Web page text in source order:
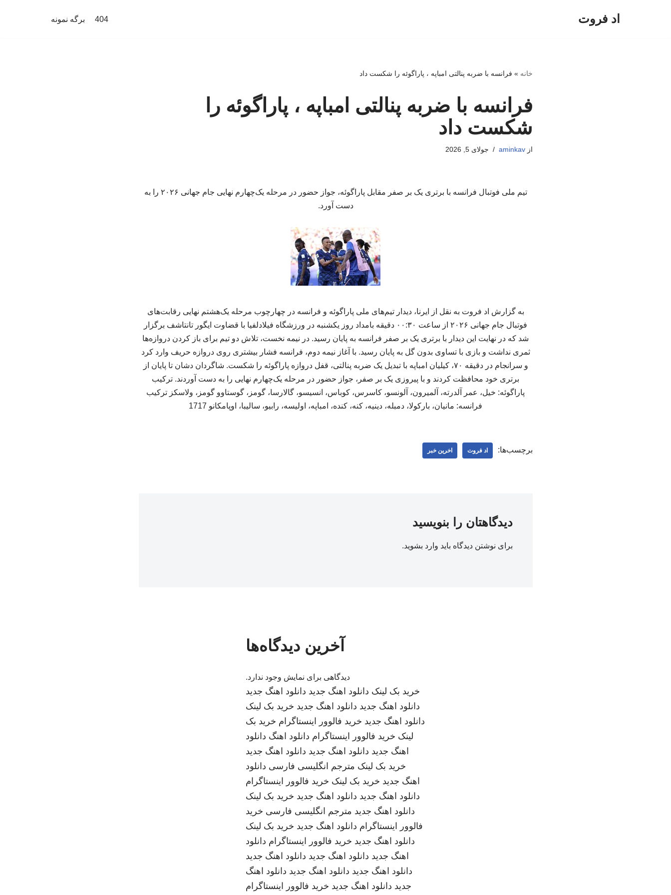
اد فروت 404 برگه نمونه
خانه » فرانسه با ضربه پنالتی امباپه ، پاراگوئه را شکست داد
فرانسه با ضربه پنالتی امباپه ، پاراگوئه را
شکست داد
ازaminkav جولای 5, 2026
تیم ملی فوتبال فرانسه با برتری یک بر صفر مقابل پاراگوئه، جواز حضور در مرحله یک‌چهارم نهایی جام جهانی ۲۰۲۶ را به
دست آورد.
به گزارش اد فروت به نقل از ایرنا، دیدار تیم‌های ملی پاراگوئه و فرانسه در چهارچوب مرحله یک‌هشتم نهایی رقابت‌های
فوتبال جام جهانی ۲۰۲۶ از ساعت ۰۰:۳۰ دقیقه بامداد روز یکشنبه در ورزشگاه فیلادلفیا با قضاوت ایگور تانتاشف برگزار
شد که در نهایت این دیدار با برتری یک بر صفر فرانسه به پایان رسید. در نیمه نخست، تلاش دو تیم برای باز کردن دروازه‌ها
ثمری نداشت و بازی با تساوی بدون گل به پایان رسید. با آغاز نیمه دوم، فرانسه فشار بیشتری روی دروازه حریف وارد کرد
و سرانجام در دقیقه ۷۰، کیلیان امباپه با تبدیل یک ضربه پنالتی، قفل دروازه پاراگوئه را شکست. شاگردان دشان تا پایان از
برتری خود محافظت کردند و با پیروزی یک بر صفر، جواز حضور در مرحله یک‌چهارم نهایی را به دست آوردند. ترکیب
پاراگوئه: خیل، عمر آلدرته، آلمیرون، آلونسو، کاسرس، کوباس، انسیسو، گالارسا، گومز، گوستاوو گومز، ولاسکز ترکیب
فرانسه: مانیان، بارکولا، دمبله، دینیه، کنه، کنده، امباپه، اولیسه، رابیو، سالیبا، اوپامکانو 1717
برچسب‌ها: اد فروت اخرین خبر
دیدگاهتان را بنویسید
برای نوشتن دیدگاه باید وارد بشوید.
آخرین دیدگاه‌ها
دیدگاهی برای نمایش وجود ندارد.
خرید بک لینک دانلود اهنگ جدید دانلود اهنگ جدید
دانلود اهنگ جدید دانلود اهنگ جدید خرید بک لینک
دانلود اهنگ جدید خرید فالوور اینستاگرام خرید بک
لینک خرید فالوور اینستاگرام دانلود اهنگ دانلود
اهنگ جدید دانلود اهنگ جدید دانلود اهنگ جدید
خرید بک لینک مترجم انگلیسی فارسی دانلود
اهنگ جدید خرید بک لینک خرید فالوور اینستاگرام
دانلود اهنگ جدید دانلود اهنگ جدید خرید بک لینک
دانلود اهنگ جدید مترجم انگلیسی فارسی خرید
فالوور اینستاگرام دانلود اهنگ جدید خرید بک لینک
دانلود اهنگ جدید خرید فالوور اینستاگرام دانلود
اهنگ جدید دانلود اهنگ جدید دانلود اهنگ جدید
دانلود اهنگ جدید دانلود اهنگ جدید دانلود اهنگ
جدید دانلود اهنگ جدید خرید فالوور اینستاگرام